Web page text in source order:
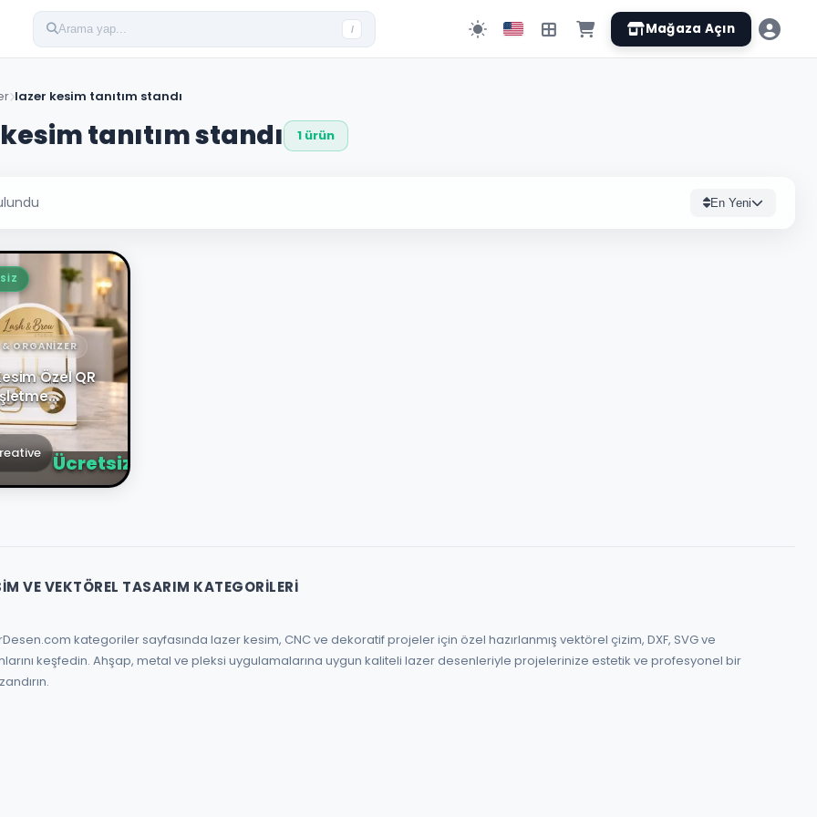
Arama yap... / Mağaza Açın
lazer kesim tanıtım standı
tanıtım standı 1 ürün
En Yeni
ORGANIZER
Özel QR
Standı
Ücretsiz
VE VEKTÖREL TASARIM KATEGORILERI
keşfedin. Ahşap, metal ve pleksi uygulamalarına uygun kaliteli lazer desenleriyle projelerinize estetik ve profesyonel bir